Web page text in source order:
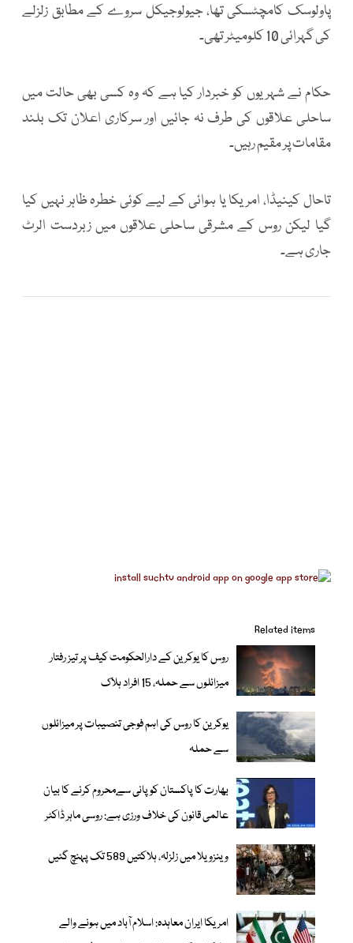
پاولوسک کامچٹسکی تھا، جیولوجیکل سروے کے مطابق زلزلے
کی گہرائی 10 کلومیٹر تھی۔
حکام نے شہریوں کو خبردار کیا ہے کہ وہ کسی بھی حالت میں
ساحلی علاقوں کی طرف نہ جائیں اور سرکاری اعلان تک بلند
مقامات پر مقیم رہیں۔
تاحال کینیڈا، امریکا یا ہوائی کے لیے کوئی خطرہ ظاہر نہیں کیا
گیا لیکن روس کے مشرقی ساحلی علاقوں میں زبردست الرٹ
جاری ہے۔
Related items
روس کا یوکرین کے دارالحکومت کیف پر تیز رفتار
میزائلوں سے حملہ، 15 افراد ہلاک
یوکرین کا روس کی اہم فوجی تنصیبات پر میزائلوں
سے حملہ
بھارت کا پاکستان کو پانی سےمحروم کرنے کا بیان
عالمی قانون کی خلاف ورزی ہے: روسی ماہر ڈاکٹر
وینزویلا میں زلزلہ، ہلاکتیں 589 تک پہنچ گئیں
امریکا ایران معاہدہ: اسلام آباد میں ہونے والے